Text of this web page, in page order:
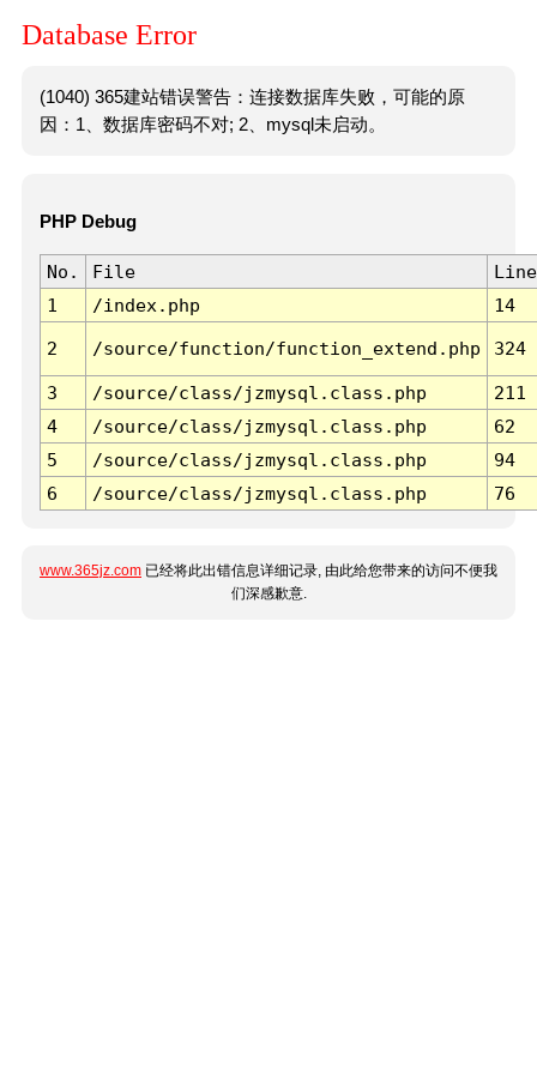
Database Error
(1040) 365建站错误警告：连接数据库失败，可能的原
因：1、数据库密码不对; 2、mysql未启动。
PHP Debug
No. File
Line
1
/index.php 14
2 /source/function/function_extend.php 324
3 /source/class/jzmysql.class.php
211
4
/source/class/jzmysql.class.php
62
5
/source/class/jzmysql.class.php
94
6
/source/class/jzmysql.class.php 76
www.365jz.com 已经将此出错信息详细记录, 由此给您带来的访问不便我
们深感歉意.